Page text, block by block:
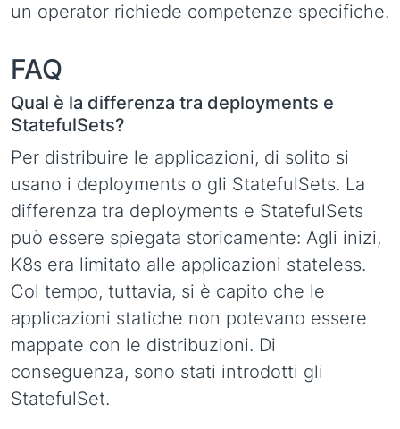
un operator richiede competenze specifiche.
FAQ
Qual è la differenza tra deployments e
StatefulSets?
Per distribuire le applicazioni, di solito si
usano i deployments o gli StatefulSets. La
differenza tra deployments e StatefulSets
può essere spiegata storicamente: Agli inizi,
K8s era limitato alle applicazioni stateless.
Col tempo, tuttavia, si è capito che le
applicazioni statiche non potevano essere
mappate con le distribuzioni. Di
conseguenza, sono stati introdotti gli
StatefulSet.